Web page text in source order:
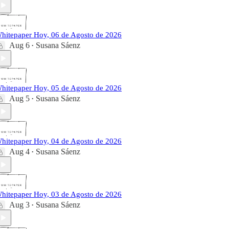
Hoy, 06 de Agosto de 2026
Aug 6 • Susana Sáenz
Hoy, 05 de Agosto de 2026
Aug 5 • Susana Sáenz
Hoy, 04 de Agosto de 2026
Aug 4 • Susana Sáenz
Hoy, 03 de Agosto de 2026
Aug 3 • Susana Sáenz